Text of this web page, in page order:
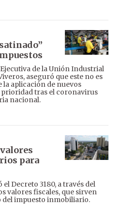
de la Unión Industrial
aseguró que este no es
la aplicación de nuevos
tras el coronavirus
nacional.
para
Decreto 3180, a través del
valores fiscales, que sirven
del impuesto inmobiliario.